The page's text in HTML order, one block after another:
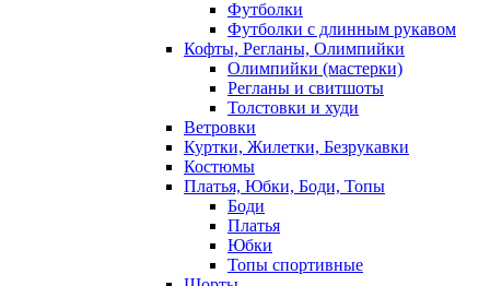
Футболки
Футболки с длинным рукавом
Кофты, Регланы, Олимпийки
Олимпийки (мастерки)
Регланы и свитшоты
Толстовки и худи
Ветровки
Куртки, Жилетки, Безрукавки
Костюмы
Платья, Юбки, Боди, Топы
Боди
Платья
Юбки
Топы спортивные